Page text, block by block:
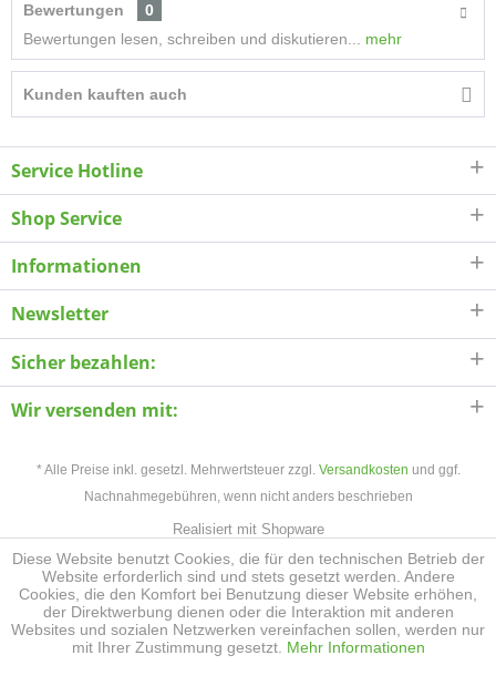
Bewertungen
0
Bewertungen lesen, schreiben und diskutieren...
mehr
Kunden kauften auch
Service Hotline
Shop Service
Informationen
Newsletter
Sicher bezahlen:
Wir versenden mit:
* Alle Preise inkl. gesetzl. Mehrwertsteuer zzgl. Versandkosten und ggf.
Nachnahmegebühren, wenn nicht anders beschrieben
Realisiert mit Shopware
Diese Website benutzt Cookies, die für den technischen Betrieb der
Website erforderlich sind und stets gesetzt werden. Andere
Cookies, die den Komfort bei Benutzung dieser Website erhöhen,
der Direktwerbung dienen oder die Interaktion mit anderen
Websites und sozialen Netzwerken vereinfachen sollen, werden nur
mit Ihrer Zustimmung gesetzt. Mehr Informationen